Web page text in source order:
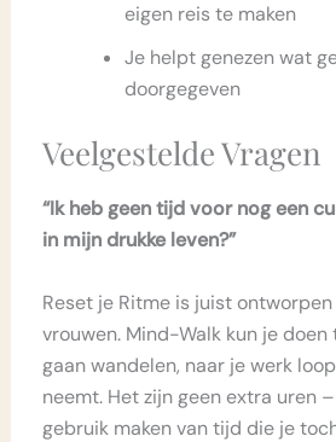
eigen reis te maken
Je helpt genezen wat
doorgegeven
Veelgestelde Vragen
“Ik heb geen tijd voor nog een
in mijn drukke leven?”
Reset je Ritme is juist
vrouwen. Mind-Walk kun je
gaan wandelen, naar je werk
neemt. Het zijn geen extra uren
gebruik maken van tijd die je